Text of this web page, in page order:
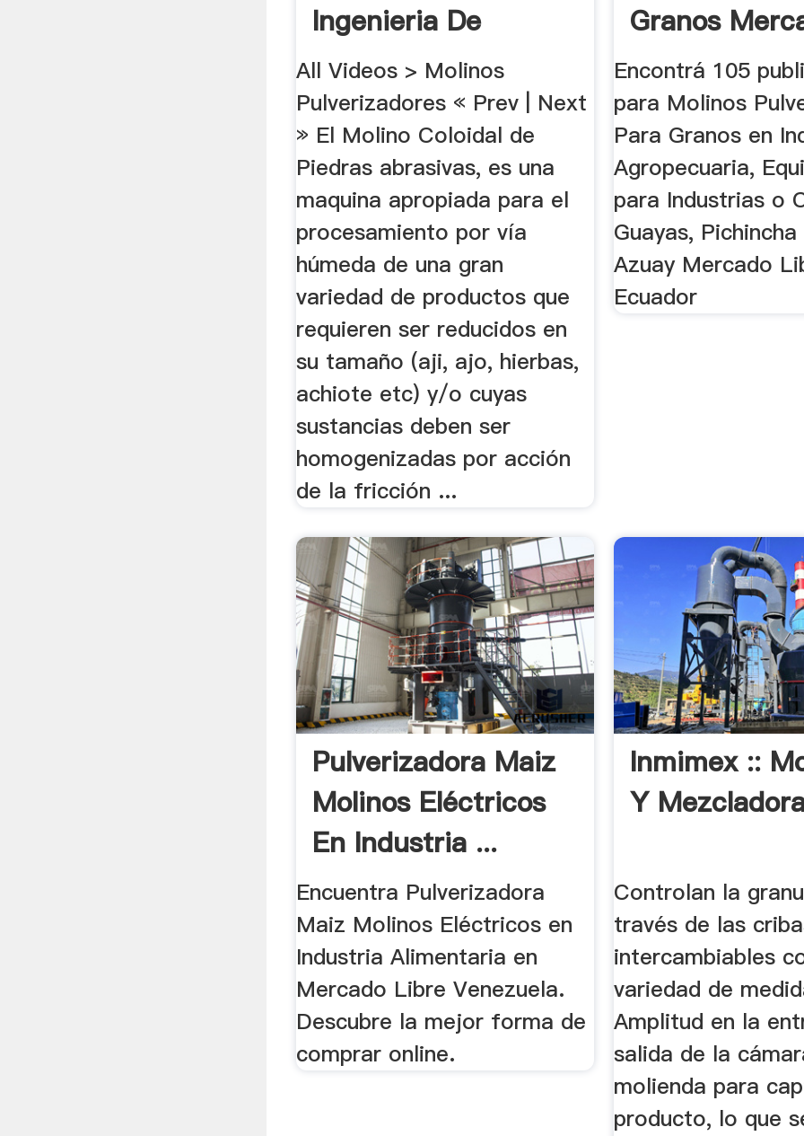
Ingenieria De
Reduccion De
Particulas
All Videos > Molinos
Pulverizadores « Prev | Next
» El Molino Coloidal de
Piedras abrasivas, es una
maquina apropiada para el
procesamiento por vía
húmeda de una gran
variedad de productos que
requieren ser reducidos en
su tamaño (aji, ajo, hierbas,
achiote etc) y/o cuyas
sustancias deben ser
homogenizadas por acción
de la fricción ...
Granos
Libre
Encontrá 105
para Molinos
Para Granos en
Agropecuaria,
para Industrias o
Guayas,
Azuay Mercado
Ecuador
Pulverizadora Maiz
Molinos Eléctricos
En Industria ...
Encuentra Pulverizadora
Maiz Molinos Eléctricos en
Industria Alimentaria en
Mercado Libre Venezuela.
Descubre la mejor forma de
comprar online.
Inmimex ::
Y
Controlan la
través de las
intercambiables
variedad de
Amplitud en la
salida de la
molienda para
producto, lo que